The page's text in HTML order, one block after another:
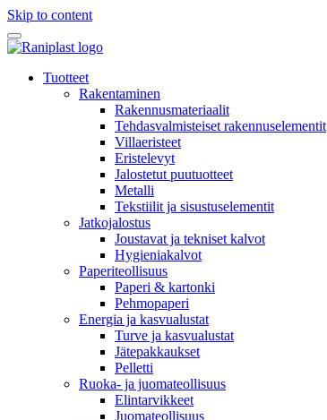
Skip to content
Tuotteet
Rakentaminen
Rakennusmateriaalit
Tehdasvalmisteiset rakennuselementit
Villaeristeet
Eristelevyt
Jalostetut puutuotteet
Metalli
Tekstiilit ja sisustuselementit
Jatkojalostus
Joustavat ja tekniset kalvot
Hygieniakalvot
Paperiteollisuus
Paperi & kartonki
Pehmopaperi
Energia ja kasvualustat
Turve ja kasvualustat
Jätepakkaukset
Pelletti
Ruoka- ja juomateollisuus
Elintarvikkeet
Juomateollisuus